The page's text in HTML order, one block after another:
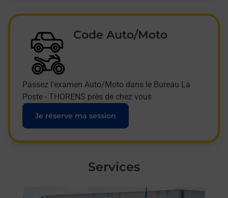
Code Auto/Moto
Passez l'examen Auto/Moto dans le Bureau La
Poste - THORENS près de chez vous
Je réserve ma session
Services
En savoir plus